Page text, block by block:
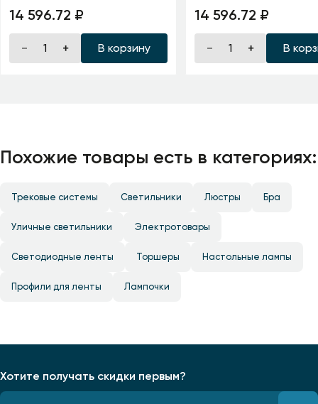
14 596.72 ₽
В корзину
14 596.72 ₽
В
Похожие товары есть в категориях:
Трековые системы Светильники Люстры Бра
Уличные светильники Электротовары
Светодиодные ленты Торшеры Настольные лампы
Профили для ленты Лампочки
Хотите получать скидки первым?